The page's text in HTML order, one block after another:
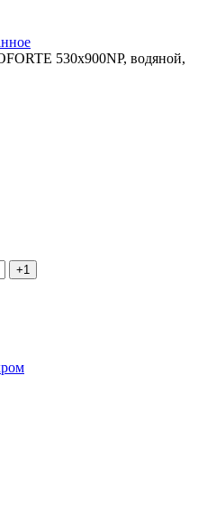
530х900NP, водяной,
+1